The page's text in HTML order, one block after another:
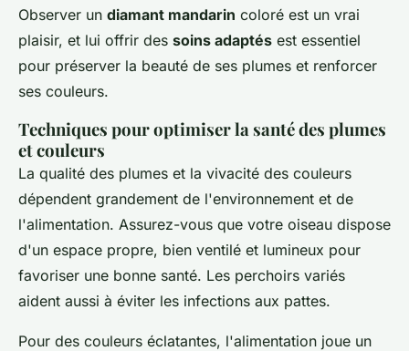
Observer un diamant mandarin coloré est un vrai
plaisir, et lui offrir des soins adaptés est essentiel
pour préserver la beauté de ses plumes et renforcer
ses couleurs.
Techniques pour optimiser la santé des plumes
et couleurs
La qualité des plumes et la vivacité des couleurs
dépendent grandement de l'environnement et de
l'alimentation. Assurez-vous que votre oiseau dispose
d'un espace propre, bien ventilé et lumineux pour
favoriser une bonne santé. Les perchoirs variés
aident aussi à éviter les infections aux pattes.
Pour des couleurs éclatantes, l'alimentation joue un